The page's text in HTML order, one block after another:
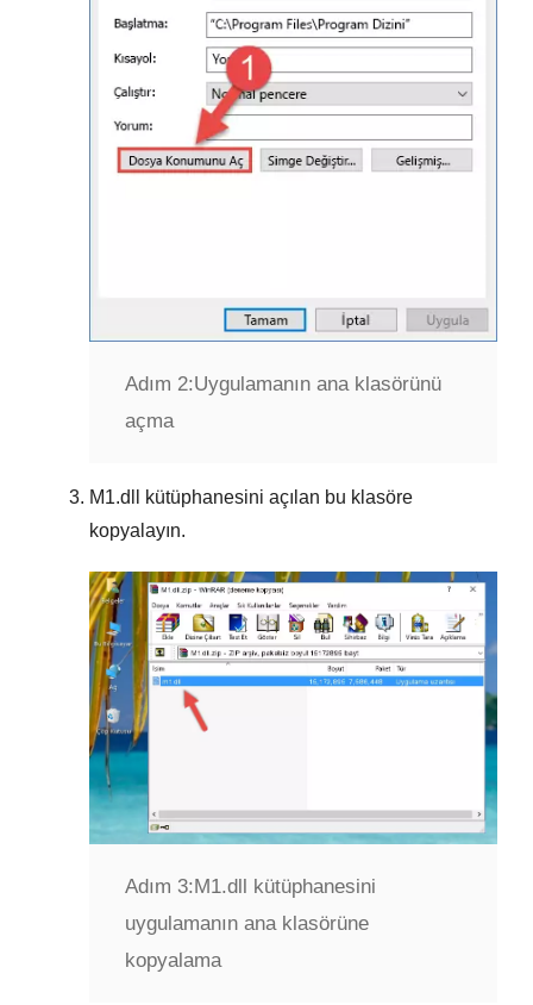
Adım 2:Uygulamanın ana klasörünü
açma
M1.dll
kütüphanesini açılan bu klasöre
kopyalayın.
Adım 3:M1.dll kütüphanesini
uygulamanın ana klasörüne
kopyalama